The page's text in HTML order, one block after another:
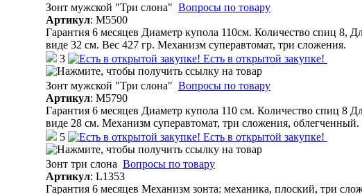
Зонт мужской "Три слона" Вопросы по товару
Артикул: М5500
Гарантия 6 месяцев Диаметр купола 110см. Количество спиц 8,
виде 32 см. Вес 427 гр. Механизм суперавтомат, три сложения.
3
Есть в открытой закупке!
Зонт мужской "Три слона" Вопросы по товару
Артикул: М5790
Гарантия 6 месяцев Диаметр купола 110 см. Количество спиц 8
виде 28 см. Механизм суперавтомат, три сложения, облегченный.
5
Есть в открытой закупке!
Зонт три слона Вопросы по товару
Артикул: L1353
Гарантия 6 месяцев Механизм зонта: механика, плоский, три